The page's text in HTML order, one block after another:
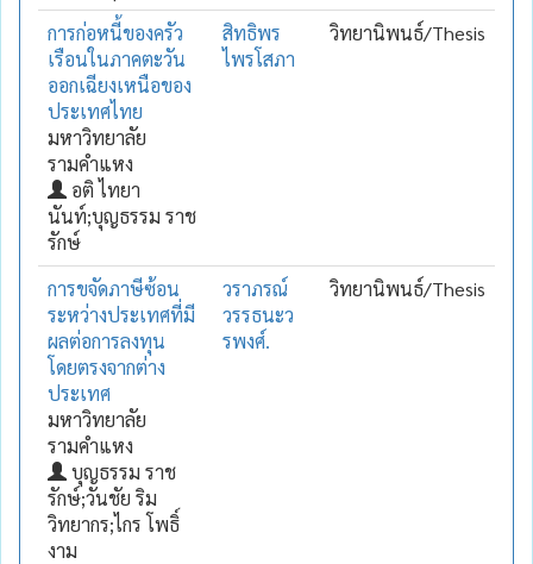
การก่อหนี้ของครัว
เรือนในภาคตะวัน
ออกเฉียงเหนือของ
ประเทศไทย
มหาวิทยาลัย
รามคำแหง
อติ ไทยา
นันท์;บุญธรรม ราช
รักษ์
สิทธิพร
ไพรโสภา
วิทยานิพนธ์/Thesis
การขจัดภาษีซ้อน
ระหว่างประเทศที่มี
ผลต่อการลงทุน
โดยตรงจากต่าง
ประเทศ
มหาวิทยาลัย
รามคำแหง
บุญธรรม ราช
รักษ์;วันชัย ริม
วิทยากร;ไกร โพธิ์
งาม
วราภรณ์
วรรธนะว
รพงศ์.
วิทยานิพนธ์/Thesis